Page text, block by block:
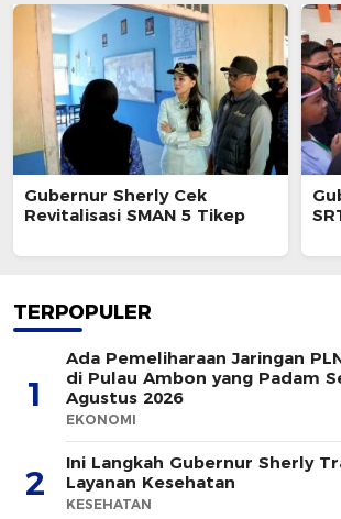
Gubernur Sherly Cek
Revitalisasi SMAN 5 Tikep
TERPOPULER
1
Ada Pemeliharaan Jaringan
di Pulau Ambon yang Padam
Agustus 2026
EKONOMI
2
Ini Langkah Gubernur Sherly
Layanan Kesehatan
KESEHATAN